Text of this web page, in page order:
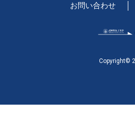
お問い合わせ
Copyright©